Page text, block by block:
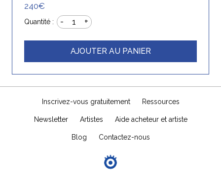
240€
Quantité : - 1 +
AJOUTER AU PANIER
Inscrivez-vous gratuitement Ressources
Newsletter Artistes Aide acheteur et artiste
Blog Contactez-nous